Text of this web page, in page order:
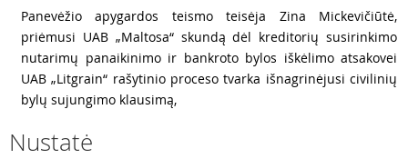
Panevėžio apygardos teismo teisėja Zina Mickevičiūtė,
priėmusi UAB „Maltosa“ skundą dėl kreditorių susirinkimo
nutarimų panaikinimo ir bankroto bylos iškėlimo atsakovei
UAB „Litgrain“ rašytinio proceso tvarka išnagrinėjusi civilinių
bylų sujungimo klausimą,
Nustatė